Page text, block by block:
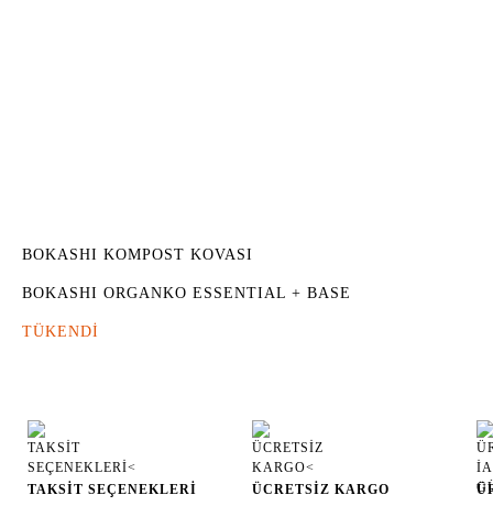
BOKASHI KOMPOST KOVASI
BOKASHI ORGANKO ESSENTIAL + BASE
TÜKENDİ
TAKSİT SEÇENEKLERİ
ÜCRETSİZ KARGO